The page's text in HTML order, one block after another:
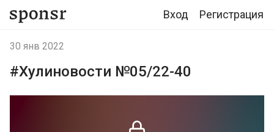
Вход Регистрация
30 янв 2022
#Хулиновости №05/22-40